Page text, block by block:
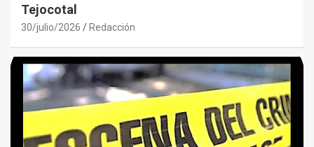
Tejocotal
30/julio/2026 Redacción